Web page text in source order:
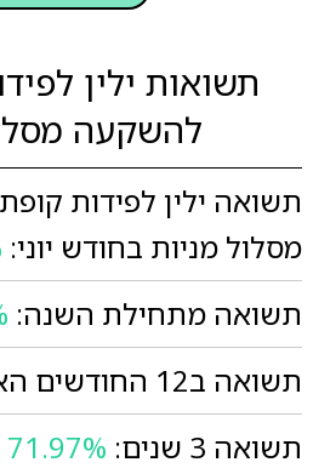
תשואות ילין
להשקעה
תשואה ילין לפידות
מסלול מניות בחודש יוני:
תשואה מתחילת השנה:
תשואה ב12 החודשים האחרונים:
תשואה 3 שנים:
71.97%